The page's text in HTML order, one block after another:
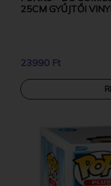
25CM GYŰJTŐI
23990 Ft